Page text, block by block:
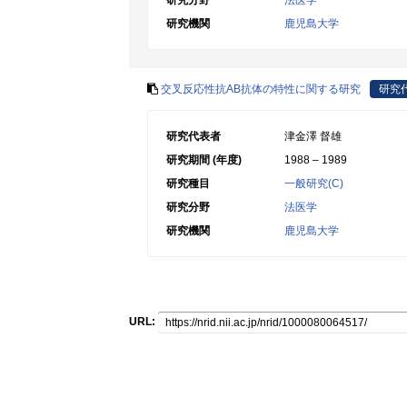
研究機関
鹿児島大学
交叉反応性抗AB抗体の特性に関する研究 研究
研究代表者
津金澤 督雄
研究期間 (年度)
1988 – 1989
研究種目
一般研究(C)
研究分野
法医学
研究機関
鹿児島大学
URL: